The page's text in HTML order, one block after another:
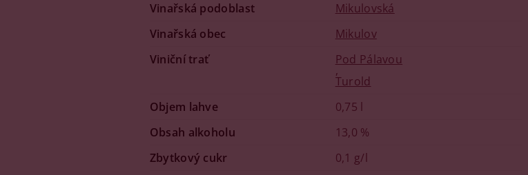
Vinařská podoblast
Mikulovská
Vinařská obec
Mikulov
Viniční trať
Pod Pálavou
,
Turold
Objem lahve
0,75 l
Obsah alkoholu
13,0 %
Zbytkový cukr
0,1 g/l